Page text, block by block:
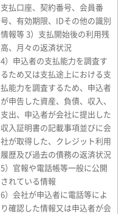
支払口座、契約番号、会員番
号、有効期限、IDその他の識別
情報等 3）支払開始後の利用残
高、月々の返済状況
4）申込者の支払能力を調査す
るため又は支払途上における支
払能力を調査するため、申込者
が申告した資産、負債、収入、
支出、申込者が会社に提出した
収入証明書の記載事項並びに会
社が取得した、クレジット利用
履歴及び過去の債務の返済状況
5）官報や電話帳等一般に公開
されている情報
6）会社が申込者に電話等によ
り確認した情報又は申込者が会